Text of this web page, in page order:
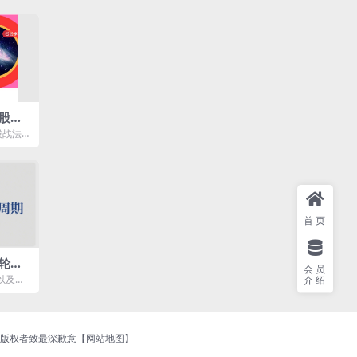
战
法
动
及情
权者致最深歉意【网站地图】
首页
会员
介绍